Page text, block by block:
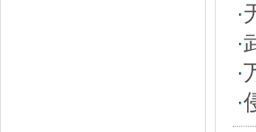
·
·
·
·